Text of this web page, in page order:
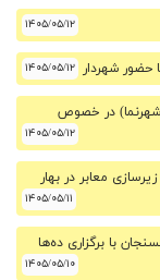
۱۴۰۵/۰۵/۱۲
حضور شهردار ۱۴۰۵/۰۵/۱۲
در خصوص
۱۴۰۵/۰۵/۱۲
از ۶۰۰ هزار مترمربع زیرسازی معابر در بهار
۱۴۰۵/۰۵/۱۱
با برگزاری ده‌ها
۱۴۰۵/۰۵/۱۰